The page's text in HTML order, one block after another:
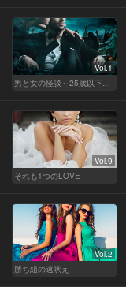
Vol.1
男と女の怪談～25歳以下閲覧禁止～
Vol.9
それも1つのLOVE
Vol.2
勝ち組の遠吠え